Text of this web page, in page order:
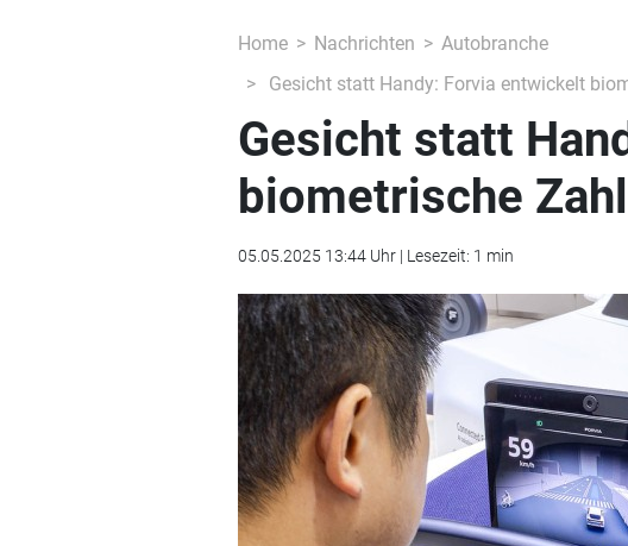
Home Nachrichten
Autobranche
Gesicht statt Handy: Forvia entwickelt
Gesicht statt
biometrische
05.05.2025 13:44 Uhr | Lesezeit: 1 min